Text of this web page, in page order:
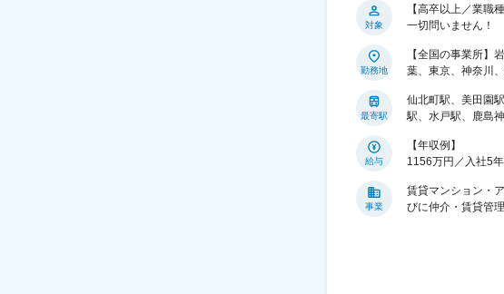
対象
【高卒以上／業職
一切問いません！
勤務地
【全国の事業所】
葉、東京、神奈川
最寄駅
仙北町駅、美田園
駅、水戸駅、鹿島
給与
【年収例】
1156万円／入社5
事業
賃貸マンション・
びに仲介・賃貸管